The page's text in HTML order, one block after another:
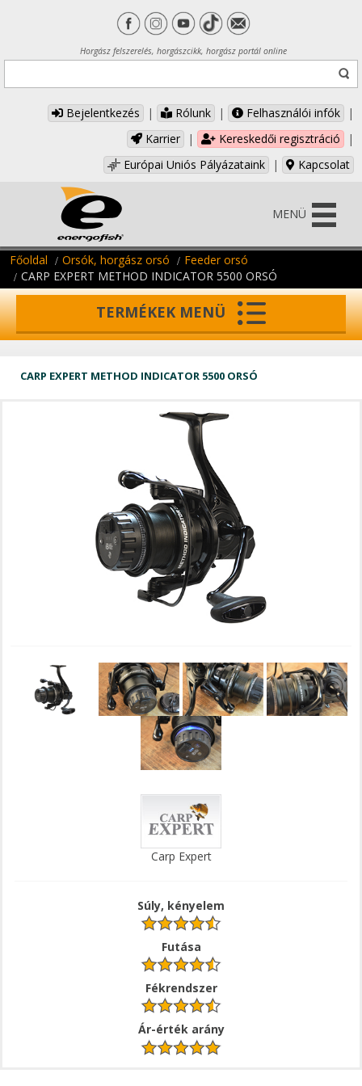
Horgász felszerelés, horgászcikk, horgász portál online
Bejelentkezés | Rólunk | Felhasználói infók
|
Karrier
| Kereskedői regisztráció
|
Európai Uniós Pályázataink
| Kapcsolat
MENÜ
Főoldal Orsók, horgász orsó
Feeder orsó
CARP EXPERT METHOD INDICATOR 5500 ORSÓ
TERMÉKEK MENÜ
CARP EXPERT METHOD INDICATOR 5500 ORSÓ
Carp Expert
Súly, kényelem
Futása
Fékrendszer
Ár-érték arány